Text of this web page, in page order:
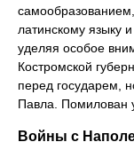
латинскому языку
уделяя особое
Костромской
перед государем,
Павла. Помилован
Войны с